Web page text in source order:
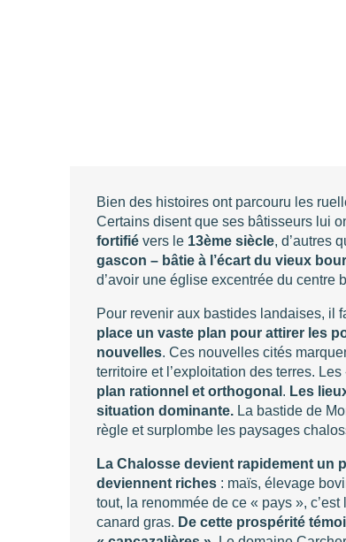
Bien des histoires ont parcouru les
Certains disent que ses bâtisseurs lui
fortifié vers le 13ème siècle, d’autres
gascon – bâtie à l’écart du vieux
d’avoir une église excentrée du centre
Pour revenir aux bastides landaises, il
place un vaste plan pour attirer les
nouvelles. Ces nouvelles cités
territoire et l’exploitation des terres. Les
plan rationnel et orthogonal . Les
situation dominante. La bastide de
règle et surplombe les paysages
La Chalosse devient rapidement un
deviennent riches : maïs, élevage
tout, la renommée de ce « pays »,
canard gras. De cette prospérité